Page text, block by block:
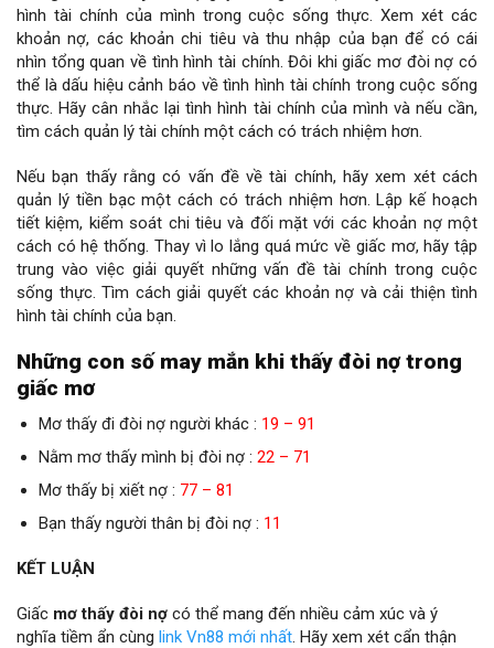
hình tài chính của mình trong cuộc sống thực. Xem xét các
khoản nợ, các khoản chi tiêu và thu nhập của bạn để có cái
nhìn tổng quan về tình hình tài chính. Đôi khi giấc mơ đòi nợ có
thể là dấu hiệu cảnh báo về tình hình tài chính trong cuộc sống
thực. Hãy cân nhắc lại tình hình tài chính của mình và nếu cần,
tìm cách quản lý tài chính một cách có trách nhiệm hơn.
Nếu bạn thấy rằng có vấn đề về tài chính, hãy xem xét cách
quản lý tiền bạc một cách có trách nhiệm hơn. Lập kế hoạch
tiết kiệm, kiểm soát chi tiêu và đối mặt với các khoản nợ một
cách có hệ thống. Thay vì lo lắng quá mức về giấc mơ, hãy tập
trung vào việc giải quyết những vấn đề tài chính trong cuộc
sống thực. Tìm cách giải quyết các khoản nợ và cải thiện tình
hình tài chính của bạn.
Những con số may mắn khi thấy đòi nợ trong
giấc mơ
Mơ thấy đi đòi nợ người khác : 19 – 91
Nằm mơ thấy mình bị đòi nợ : 22 – 71
Mơ thấy bị xiết nợ : 77 – 81
Bạn thấy người thân bị đòi nợ : 11
KẾT LUẬN
Giấc mơ thấy đòi nợ có thể mang đến nhiều cảm xúc và ý
nghĩa tiềm ẩn cùng link Vn88 mới nhất. Hãy xem xét cẩn thận